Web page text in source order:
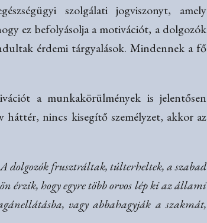
szolgálati jogviszonyt, amely
ez befolyásolja a motivációt, a dolgozók
érdemi tárgyalások. Mindennek a fő
a munkakörülmények is jelentősen
háttér, nincs kisegítő személyzet, akkor az
dolgozók frusztráltak, túlterheltek, a szabad
érzik, hogy egyre több orvos lép ki az állami
vagy abbahagyják a szakmát,